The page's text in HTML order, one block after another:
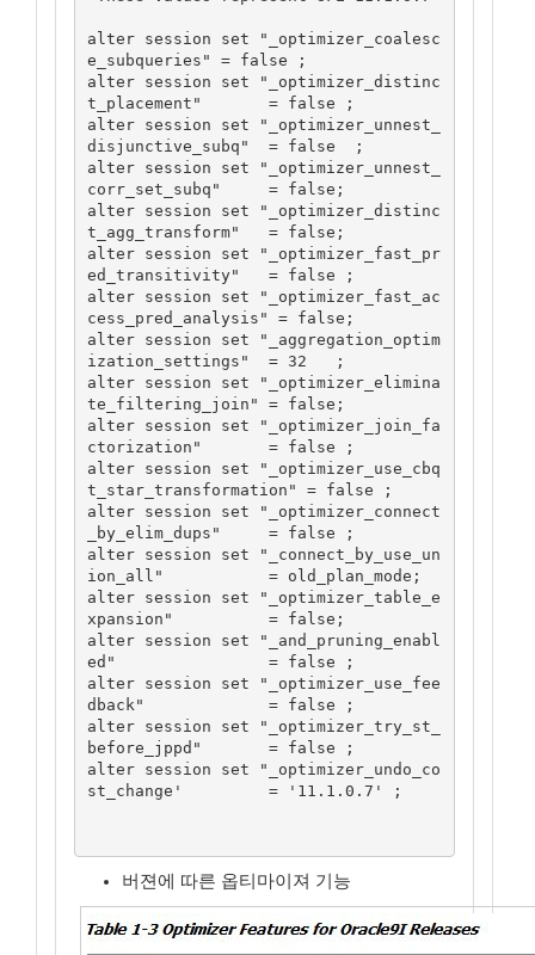
alter session set "_optimizer_coalesc
e_subqueries" = false ;
alter session set "_optimizer_distinc
t_placement"       = false ;
alter session set "_optimizer_unnest_
disjunctive_subq"  = false  ;
alter session set "_optimizer_unnest_
corr_set_subq"     = false;
alter session set "_optimizer_distinc
t_agg_transform"   = false;
alter session set "_optimizer_fast_pr
ed_transitivity"   = false ;
alter session set "_optimizer_fast_ac
cess_pred_analysis" = false;
alter session set "_aggregation_optim
ization_settings"  = 32   ;
alter session set "_optimizer_elimina
te_filtering_join" = false;
alter session set "_optimizer_join_fa
ctorization"       = false ;
alter session set "_optimizer_use_cbq
t_star_transformation" = false ;
alter session set "_optimizer_connect
_by_elim_dups"     = false ;
alter session set "_connect_by_use_un
ion_all"           = old_plan_mode;
alter session set "_optimizer_table_e
xpansion"          = false;
alter session set "_and_pruning_enabl
ed"                = false ;
alter session set "_optimizer_use_fee
dback"             = false ;
alter session set "_optimizer_try_st_
before_jppd"       = false ;
alter session set "_optimizer_undo_co
st_change'         = '11.1.0.7' ;
버젼에 따른 옵티마이져 기능